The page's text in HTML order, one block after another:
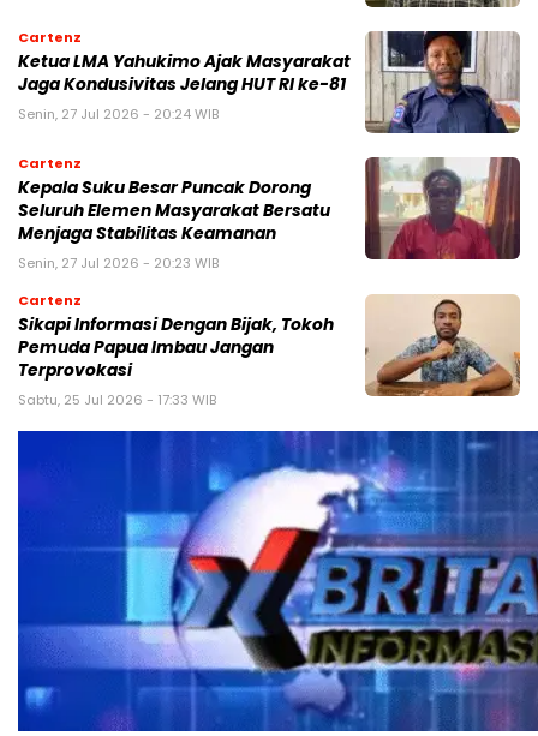
Cartenz
Ketua LMA Yahukimo Ajak Masyarakat
Jaga Kondusivitas Jelang HUT RI ke-81
Senin, 27 Jul 2026 - 20:24 WIB
Cartenz
Kepala Suku Besar Puncak Dorong
Seluruh Elemen Masyarakat Bersatu
Menjaga Stabilitas Keamanan
Senin, 27 Jul 2026 - 20:23 WIB
Cartenz
Sikapi Informasi Dengan Bijak, Tokoh
Pemuda Papua Imbau Jangan
Terprovokasi
Sabtu, 25 Jul 2026 - 17:33 WIB